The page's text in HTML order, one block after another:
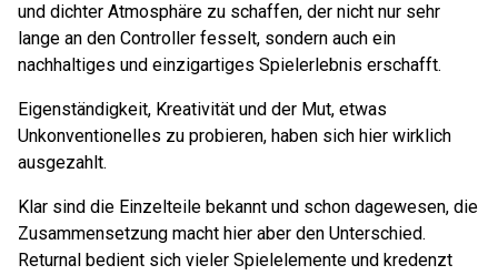
und dichter Atmosphäre zu schaffen, der nicht nur sehr
lange an den Controller fesselt, sondern auch ein
nachhaltiges und einzigartiges Spielerlebnis erschafft.
Eigenständigkeit, Kreativität und der Mut, etwas
Unkonventionelles zu probieren, haben sich hier wirklich
ausgezahlt.
Klar sind die Einzelteile bekannt und schon dagewesen, die
Zusammensetzung macht hier aber den Unterschied.
Returnal bedient sich vieler Spielelemente und kredenzt